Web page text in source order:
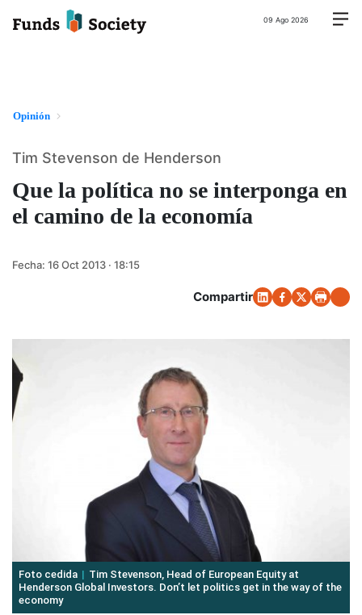
09 Ago 2026
Opinión
Que la política no se interponga en
el camino de la economía
Tim Stevenson de Henderson
Fecha: 16 Oct 2013 · 18:15
Compartir
Foto cedida
Tim Stevenson, Head of European Equity at
Henderson Global Investors. Don’t let politics get in the way of the
economy